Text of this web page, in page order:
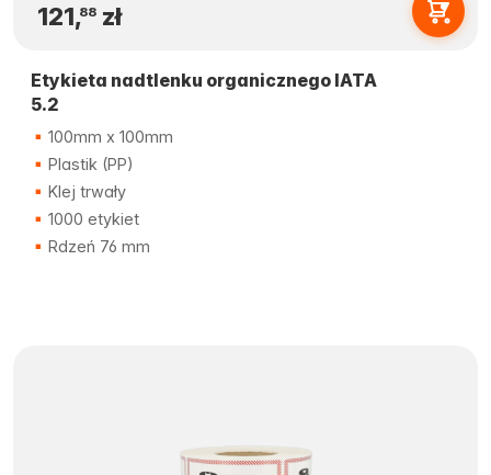
121,88zł
Etykieta nadtlenku organicznego IATA
5.2
100mm x 100mm
Plastik (PP)
Klej trwały
1000 etykiet
Rdzeń 76 mm